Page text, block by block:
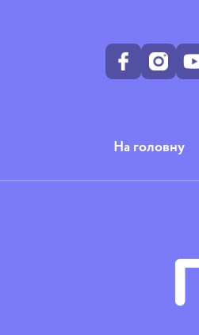
На головну